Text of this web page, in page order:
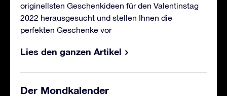
originellsten Geschenkideen für den Valentinstag
2022 herausgesucht und stellen Ihnen die
perfekten Geschenke vor
Lies den ganzen Artikel
Der Mondkalender